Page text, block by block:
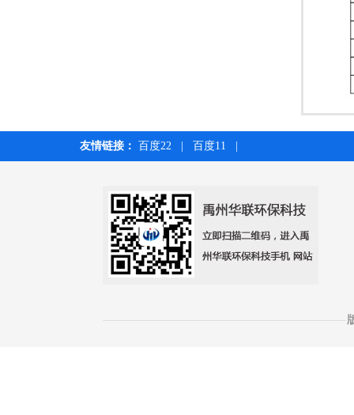
友情链接： 百度22 百度11